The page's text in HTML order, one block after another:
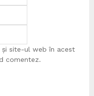
și site-ul web în acest
comentez.